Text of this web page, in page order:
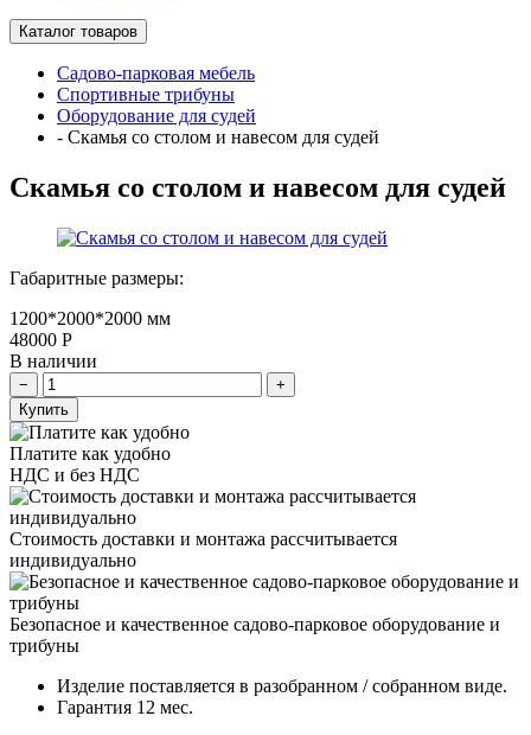
Каталог товаров
Садово-парковая мебель
Спортивные трибуны
Оборудование для судей
- Скамья со столом и навесом для судей
Скамья со столом и навесом для судей
Габаритные размеры:
1200*2000*2000 мм
48000 Р
В наличии
Купить
Платите как удобно
НДС и без НДС
Стоимость доставки и монтажа рассчитывается
индивидуально
Безопасное и качественное садово-парковое оборудование и
трибуны
Изделие поставляется в разобранном / собранном виде.
Гарантия 12 мес.